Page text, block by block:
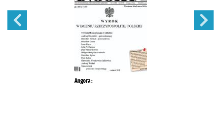
Angora :